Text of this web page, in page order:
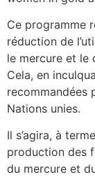
Ce programme
réduction de
le mercure et le
Cela, en
recommandées
Nations unies.
Il s’agira, à
production des
du mercure et